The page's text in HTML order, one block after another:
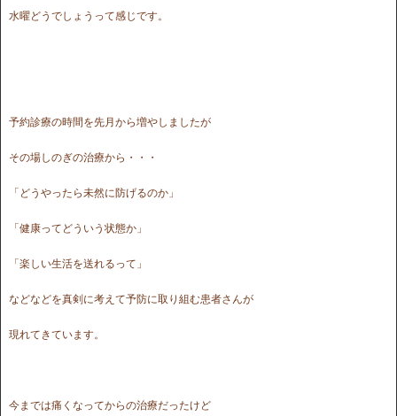
水曜どうでしょうって感じです。
予約診療の時間を先月から増やしましたが
その場しのぎの治療から・・・
「どうやったら未然に防げるのか」
「健康ってどういう状態か」
「楽しい生活を送れるって」
などなどを真剣に考えて予防に取り組む患者さんが
現れてきています。
今までは痛くなってからの治療だったけど